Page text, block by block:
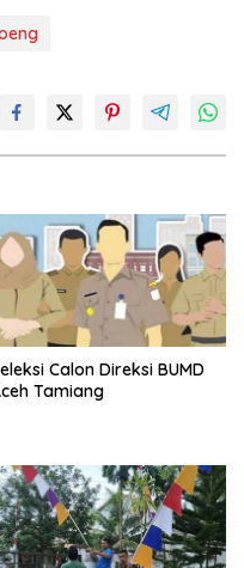
Calon Direksi BUMD
Tamiang